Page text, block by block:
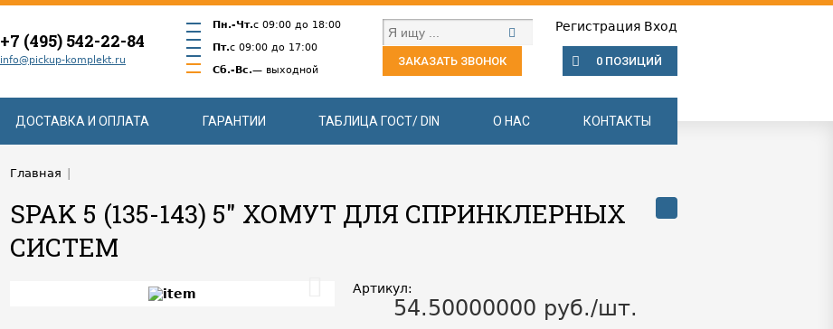
+7 (495) 542-22-84
info@pickup-komplekt.ru
Пн.-Чт.с 09:00 до 18:00
Пт.с 09:00 до 17:00
Сб.-Вс.— выходной
Регистрация Вход
ЗАКАЗАТЬ ЗВОНОК 0 ПОЗИЦИЙ
ДОСТАВКА И ОПЛАТА ГАРАНТИИ ТАБЛИЦА ГОСТ/ DIN О НАС КОНТАКТЫ
Главная
SPAK 5 (135-143) 5" ХОМУТ ДЛЯ СПРИНКЛЕРНЫХ
СИСТЕМ
Артикул:
54.50000000 руб./шт.